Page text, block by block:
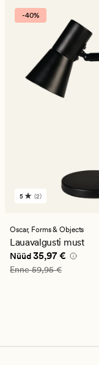
-40%
2
hinnanguga
5
5 (2)
Oscar, Forms & Objects
Lauavalgusti must
Nåværende pris_ee
Nüüd35,97 €
Vanlig pris_ee
Enne59,95 €